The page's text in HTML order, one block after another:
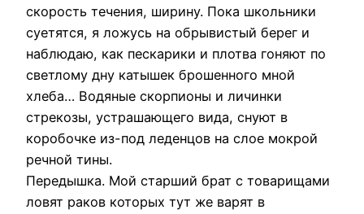
скорость течения, ширину. Пока школьники
суетятся, я ложусь на обрывистый берег и
наблюдаю, как пескарики и плотва гоняют по
светлому дну катышек брошенного мной
хлеба… Водяные скорпионы и личинки
стрекозы, устрашающего вида, снуют в
коробочке из-под леденцов на слое мокрой
речной тины.
Передышка. Мой старший брат с товарищами
ловят раков которых тут же варят в